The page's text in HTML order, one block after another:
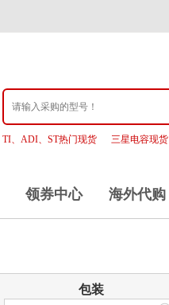
TI、ADI、ST热门现货 三星电容现货
领券中心 海外代购
包装